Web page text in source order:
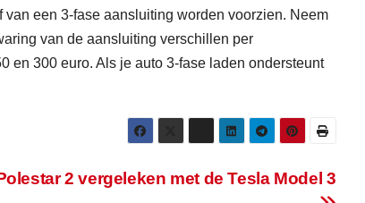
een 3-fase aansluiting worden voorzien. Neem
van de aansluiting verschillen per
en 300 euro. Als je auto 3-fase laden ondersteunt
2 vergeleken met de Tesla Model 3